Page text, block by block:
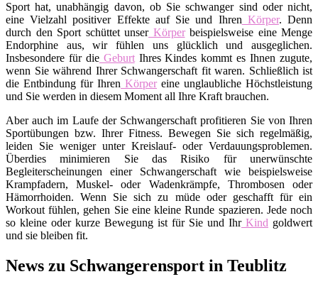
Sport hat, unabhängig davon, ob Sie schwanger sind oder nicht,
eine Vielzahl positiver Effekte auf Sie und Ihren Körper. Denn
durch den Sport schüttet unserKörperbeispielsweise eine Menge
Endorphine aus, wir fühlen uns glücklich und ausgeglichen.
Insbesondere für dieGeburtIhres Kindes kommt es Ihnen zugute,
wenn Sie während Ihrer Schwangerschaft fit waren. Schließlich ist
die Entbindung für Ihren Körpereine unglaubliche Höchstleistung
und Sie werden in diesem Moment all Ihre Kraft brauchen.
Aber auch im Laufe der Schwangerschaft profitieren Sie von Ihren
Sportübungen bzw. Ihrer Fitness. Bewegen Sie sich regelmäßig,
leiden Sie weniger unter Kreislauf- oder Verdauungsproblemen.
Überdies minimieren Sie das Risiko für unerwünschte
Begleiterscheinungen einer Schwangerschaft wie beispielsweise
Krampfadern, Muskel- oder Wadenkrämpfe, Thrombosen oder
Hämorrhoiden. Wenn Sie sich zu müde oder geschafft für ein
Workout fühlen, gehen Sie eine kleine Runde spazieren. Jede noch
so kleine oder kurze Bewegung ist für Sie und IhrKind goldwert
und sie bleiben fit.
News zu Schwangerensport in Teublitz